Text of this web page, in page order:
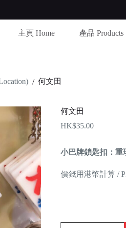
主頁 Home
產品 Products
/ 何文田
何文田
HK$35.00
小巴牌鎖匙扣：重
價錢用港幣計算 /